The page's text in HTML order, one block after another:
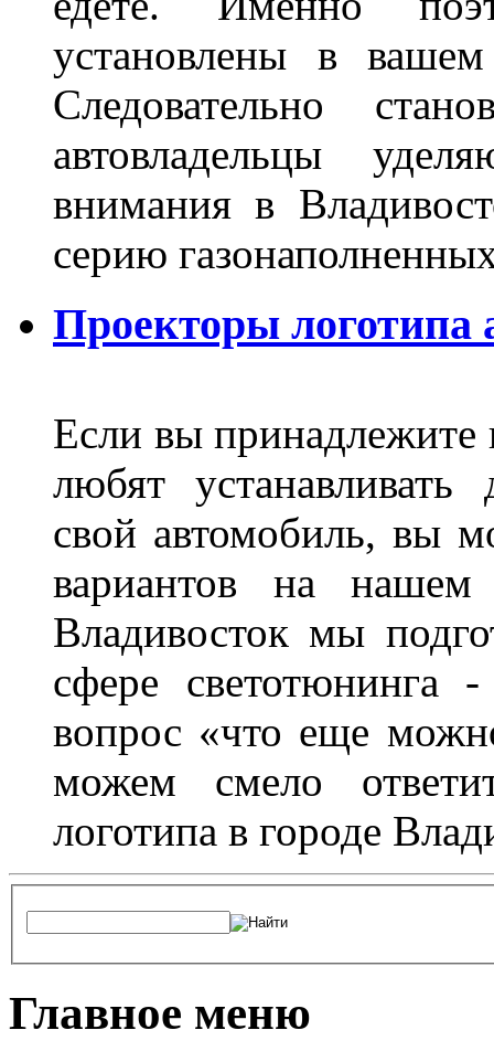
установлены в
Следовательно
автовладельцы
внимания в
серию
Проекторы логотипа
Если вы принадлежите
любят устанавливать
свой автомобиль, вы
вариантов на
Владивосток мы
сфере светотюнинга
вопрос «что еще
можем смело
логотипа в городе
Главное меню